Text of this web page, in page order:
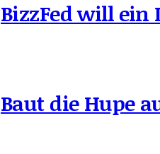
BizzFed will ein
Baut die Hupe